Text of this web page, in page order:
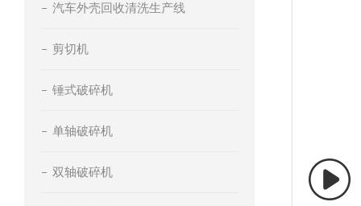
汽车外壳回收清洗生产线
剪切机
锤式破碎机
单轴破碎机
双轴破碎机